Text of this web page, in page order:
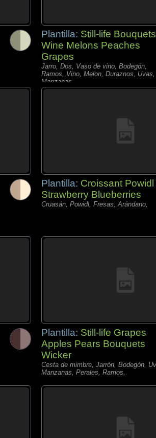
Plantilla: Still-life Bouquets
Wine Melons Peaches
Grapes
Jarro, Dos, Vaso de vino, Bodegón,
Ramos, Vino, Melon, Duraznos, Uvas,
Manzanas,
Plantilla: Croissant Powidl
Strawberry Blueberries
Cruasán, Powidl, Fresas, Arándano,
Plantilla: Still-life Grapes
Apples Pears Bouquets
Wicker
Cesta de mimbre, Jarrón, Bodegón,
Manzanas, Perales, Ramos,